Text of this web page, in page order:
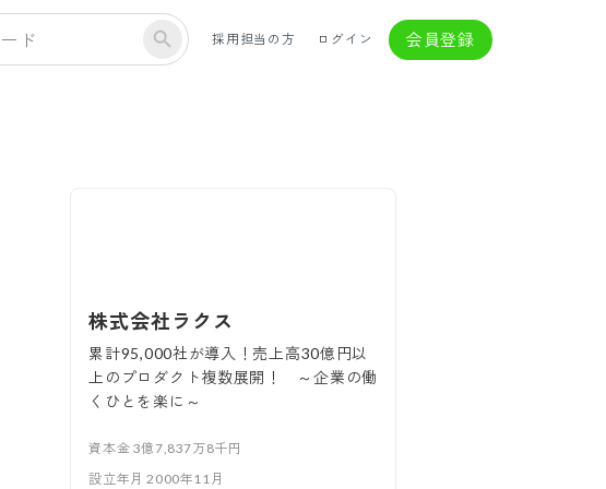
採用担当の方 ログイン 会員登録
株式会社ラクス
累計95,000社が導入！売上高30億円以
上のプロダクト複数展開！ ～企業の働
くひとを楽に～
資本金 3億7,837万8千円
設立年月 2000年11月